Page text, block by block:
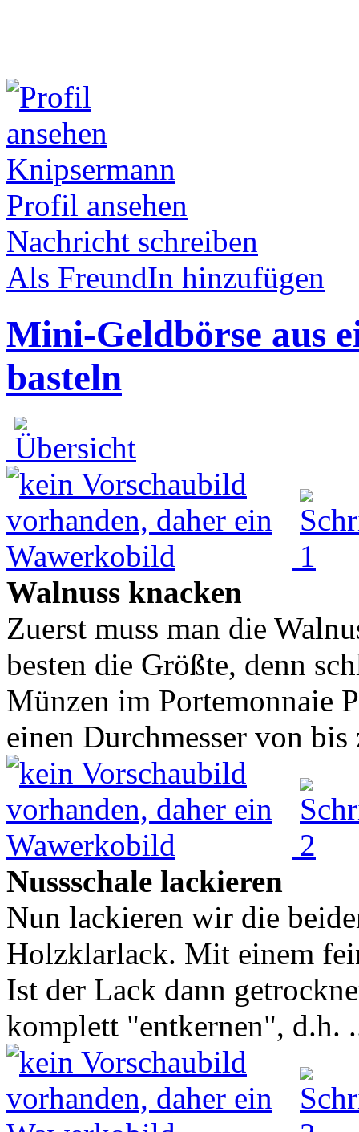
Knipsermann
Profil ansehen
Nachricht schreiben
Als FreundIn hinzufügen
Mini-Geldbörse aus
basteln
Walnuss knacken
Zuerst muss man die
besten die Größte, denn
Münzen im Portemonnaie
einen Durchmesser von bis
Nussschale lackieren
Nun lackieren wir die
Holzklarlack. Mit einem
Ist der Lack dann
komplett "entkernen", d.h.